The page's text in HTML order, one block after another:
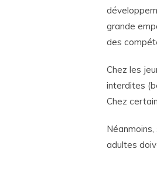
grande
des
Chez les
interdites
Chez
adultes